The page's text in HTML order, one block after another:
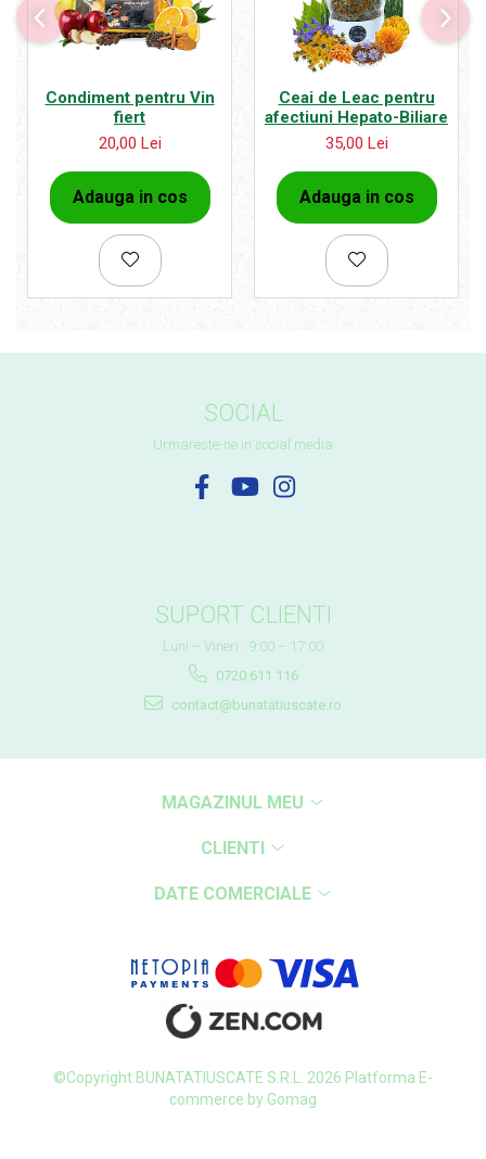
Condiment pentru Vin
fiert
20,00 Lei
Adauga in cos
Ceai de Leac pentru
afectiuni Hepato-Biliare
35,00 Lei
Adauga in cos
SOCIAL
Urmareste-ne in social media
SUPORT CLIENTI
Luni – Vineri : 9:00 – 17:00
0720 611 116
contact@bunatatiuscate.ro
MAGAZINUL MEU
CLIENTI
DATE COMERCIALE
©Copyright BUNATATIUSCATE S.R.L. 2026 Platforma E-
commerce by Gomag